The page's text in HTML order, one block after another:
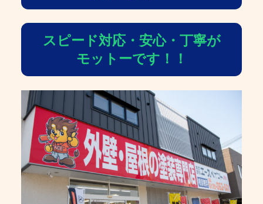
スピード対応・安心・丁寧が
モットーです！！